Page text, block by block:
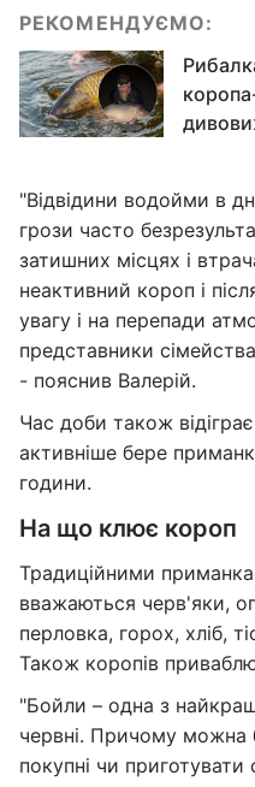
РЕКОМЕНДУЄМО:
"Відвідини водойми в
грози часто
затишних місцях і
неактивний короп і
увагу і на перепади
представники
- пояснив Валерій.
Час доби також
активніше бере
години.
На що клює короп
Традиційними
вважаються черв'яки,
перловка, горох, хліб,
Також коропів
"Бойли – одна з
червні. Причому можна
покупні чи